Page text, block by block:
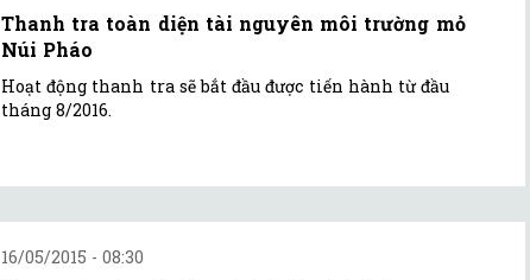
Thanh tra toàn diện tài nguyên môi trường mỏ
Núi Pháo
Hoạt động thanh tra sẽ bắt đầu được tiến hành từ đầu
tháng 8/2016.
16/05/2015 - 08:30